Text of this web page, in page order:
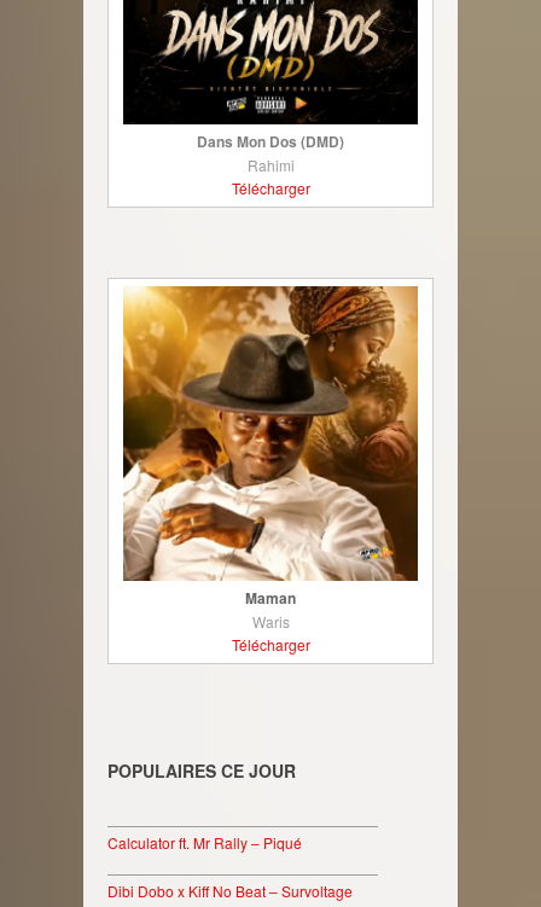
Dans Mon Dos (DMD)
Rahimi
Télécharger
Maman
Waris
Télécharger
POPULAIRES CE JOUR
Calculator ft. Mr Rally – Piqué
Dibi Dobo x Kiff No Beat – Survoltage